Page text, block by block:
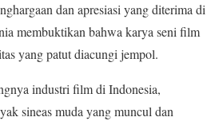
dan apresiasi yang diterima di
membuktikan bahwa karya seni film
yang patut diacungi jempol.
industri film di Indonesia,
sineas muda yang muncul dan